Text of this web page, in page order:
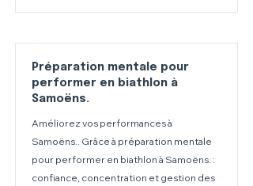
Préparation mentale pour
performer en biathlon à
Samoëns.
Améliorez vos performances à
Samoëns.. Grâce à préparation mentale
pour performer en biathlon à Samoëns. :
confiance, concentration et gestion des